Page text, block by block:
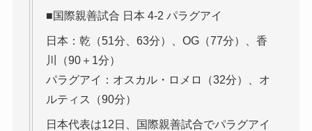
■国際親善試合 日本 4-2 パラグアイ
日本：乾（51分、63分）、OG（77分）、香
川（90＋1分）
パラグアイ：オスカル・ロメロ（32分）、オ
ルティス（90分）
日本代表は12日、国際親善試合でパラグアイ